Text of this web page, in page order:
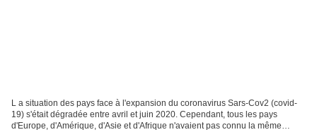
L a situation des pays face à l'expansion du coronavirus Sars-Cov2 (covid-
19) s'était dégradée entre avril et juin 2020. Cependant, tous les pays
d'Europe, d'Amérique, d'Asie et d'Afrique n'avaient pas connu la même